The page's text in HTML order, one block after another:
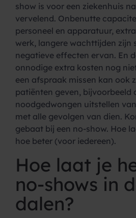
show is voor een ziekenhuis
vervelend. Onbenutte
personeel en apparatuur,
werk, langere wachttijden zijn
negatieve effecten ervan. En
onnodige extra kosten nog
een afspraak missen kan ook
patiënten geven, bijvoorbeeld
noodgedwongen uitstellen
met alle gevolgen van dien.
gebaat bij een no-show. Hoe
hoe beter (voor iedereen).
Hoe laat je
no-shows in
dalen?